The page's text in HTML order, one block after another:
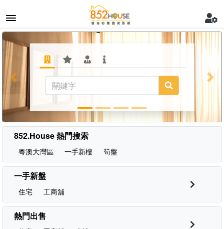
Previous
852.House 熱門搜索
粵澳大灣區 一手新樓 筍盤
一手新盤
住宅 工商舖
熱門出售